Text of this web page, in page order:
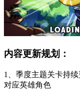
内容更新规划：
1、季度主题关卡持
对应英雄角色